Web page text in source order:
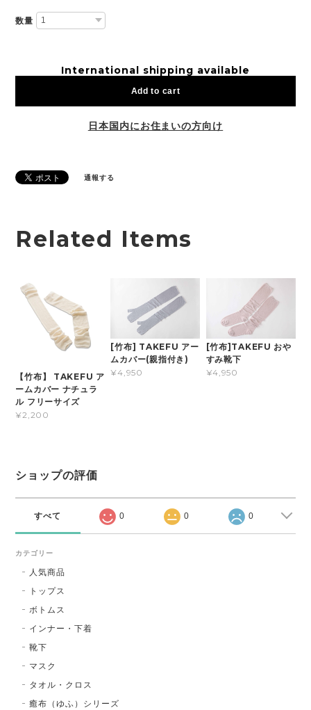
数量
International shipping available
Add to cart
日本国内にお住まいの方向け
通報する
Related Items
【竹布】 TAKEFU ア
ームカバー ナチュラ
ル フリーサイズ
¥2,200
[竹布] TAKEFU アー
ムカバー(親指付き)
¥4,950
[竹布]TAKEFU おや
すみ靴下
¥4,950
ショップの評価
すべて 0 0 0
カテゴリー
人気商品
トップス
ボトムス
インナー・下着
靴下
マスク
タオル・クロス
癒布（ゆふ）シリーズ